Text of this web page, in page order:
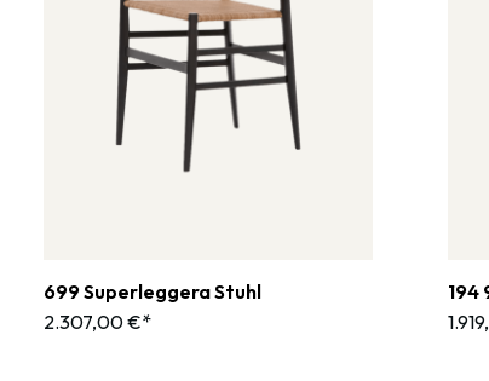
699 Superleggera Stuhl
2.307,00 €*
194